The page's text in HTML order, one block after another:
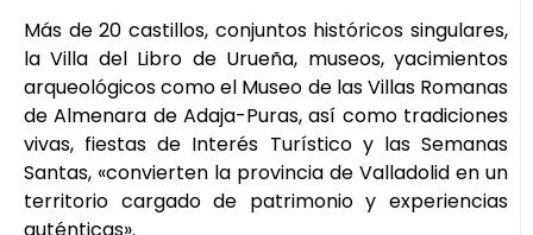
Más de 20 castillos, conjuntos históricos singulares,
la Villa del Libro de Urueña, museos, yacimientos
arqueológicos como el Museo de las Villas Romanas
de Almenara de Adaja-Puras, así como tradiciones
vivas, fiestas de Interés Turístico y las Semanas
Santas, «convierten la provincia de Valladolid en un
territorio cargado de patrimonio y experiencias